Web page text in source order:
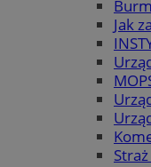
Jak